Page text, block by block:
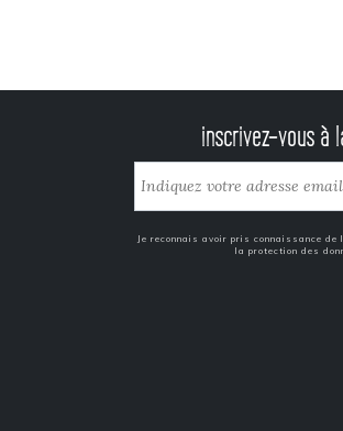
inscrivez-vous à
Je reconnais avoir pris connaissance
la protection des